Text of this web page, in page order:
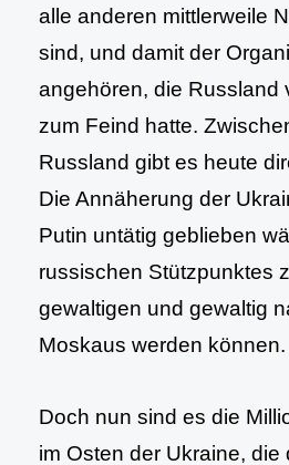
alle anderen mittlerweile
sind, und damit der
angehören, die Russland
zum Feind hatte.
Russland gibt es heute
Die Annäherung der
Putin untätig geblieben
russischen Stützpunktes
gewaltigen und gewaltig
Moskaus werden können.
Doch nun sind es die
im Osten der Ukraine, die